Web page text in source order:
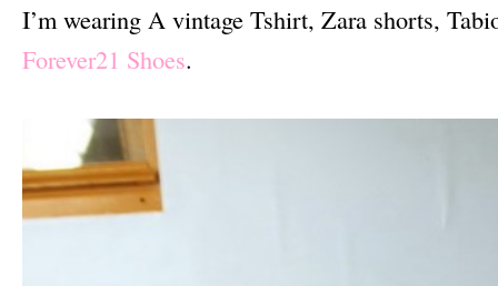
I’m wearing A vintage Tshirt, Zara shorts,
Forever21 Shoes.